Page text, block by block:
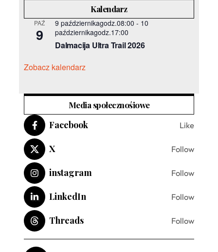
Kalendarz
PAŹ
9
9 październikagodz.08:00 - 10
październikagodz.17:00
Dalmacija Ultra Trail 2026
Zobacz kalendarz
Media społecznośiowe
Facebook Like
X Follow
instagram Follow
LinkedIn Follow
Threads Follow